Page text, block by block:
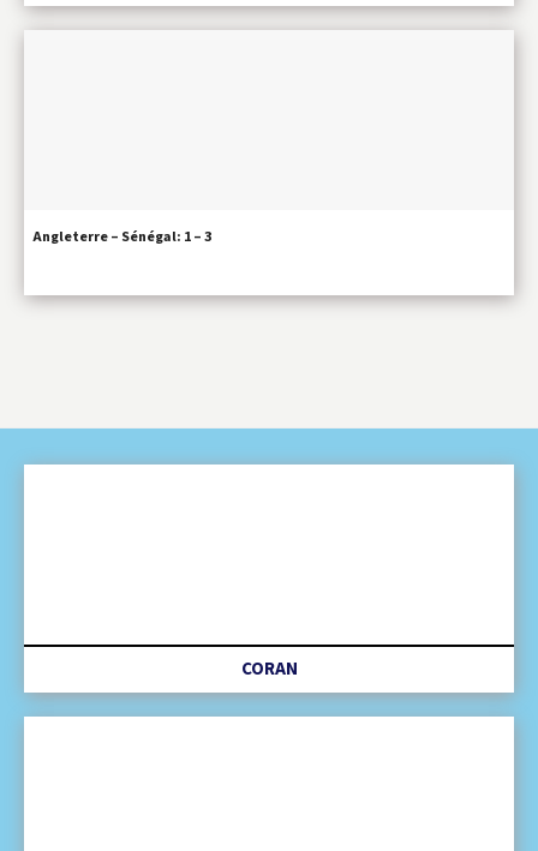
Angleterre – Sénégal: 1 – 3
CORAN